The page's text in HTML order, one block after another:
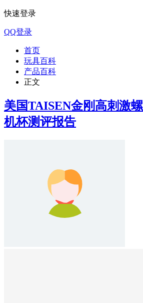
快速登录
QQ登录
首页
玩具百科
产品百科
正文
美国TAISEN金刚高刺激
机杯测评报告